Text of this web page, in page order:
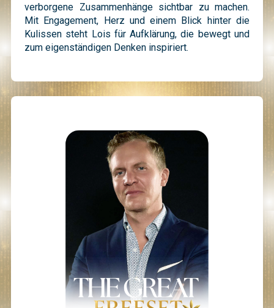
verborgene Zusammenhänge sichtbar zu machen.
Mit Engagement, Herz und einem Blick hinter die
Kulissen steht Lois für Aufklärung, die bewegt und
zum eigenständigen Denken inspiriert.